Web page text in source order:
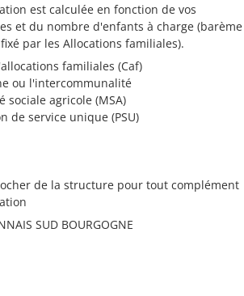
est calculée en fonction de vos
et du nombre d'enfants à charge (barème
par les Allocations familiales).
familiales (Caf)
ou l'intercommunalité
sociale agricole (MSA)
de service unique (PSU)
de la structure pour tout complément
SUD BOURGOGNE